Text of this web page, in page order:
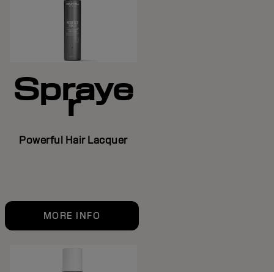
Spraye
r
Powerful Hair Lacquer
MORE INFO